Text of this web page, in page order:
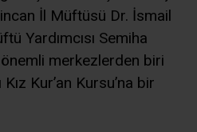
İl Müftüsü Dr. İsmail
Yardımcısı Semiha
merkezlerden biri
Kur’an Kursu’na bir